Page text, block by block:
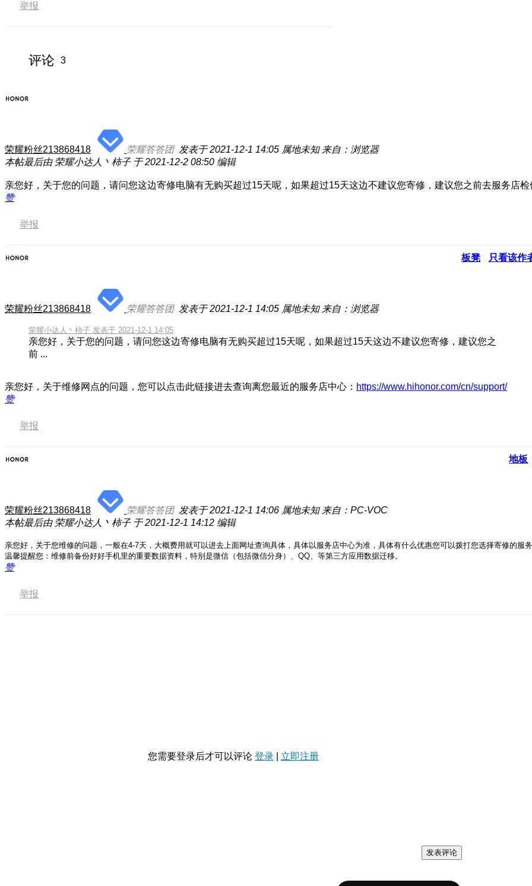
举报
评论 3
荣耀粉丝213868418 荣耀答答团 发表于 2021-12-1 14:05 属地未知 来自：浏览器
本帖最后由 荣耀小达人丶柿子 于 2021-12-2 08:50 编辑
亲您好，关于您的问题，请问您这边寄修电脑有无购买超过15天呢，如果超过15天这边不建议您寄修，建议您之前去服务店
赞
举报
板凳 只看该作
荣耀粉丝213868418 荣耀答答团 发表于 2021-12-1 14:05 属地未知 来自：浏览器
荣耀小达人丶柿子 发表于 2021-12-1 14:05
亲您好，关于您的问题，请问您这边寄修电脑有无购买超过15天呢，如果超过15天这边不建议您寄修，建议您之
前 ...
亲您好，关于维修网点的问题，您可以点击此链接进去查询离您最近的服务店中心： https://www.hihonor.com/cn/support/
赞
举报
地板
荣耀粉丝213868418 荣耀答答团 发表于 2021-12-1 14:06 属地未知 来自：PC-VOC
本帖最后由 荣耀小达人丶柿子 于 2021-12-1 14:12 编辑
亲您好，关于您维修的问题，一般在4-7天，大概费用就可以进去上面网址查询具体，具体以服务店中心为准，具体有什么优惠您可以拨打您选择寄修的服
温馨提醒您：维修前备份好好手机里的重要数据资料，特别是微信（包括微信分身）、 QQ、等第三方应用数据迁移。
赞
举报
您需要登录后才可以评论 登录 立即注册
发表评论